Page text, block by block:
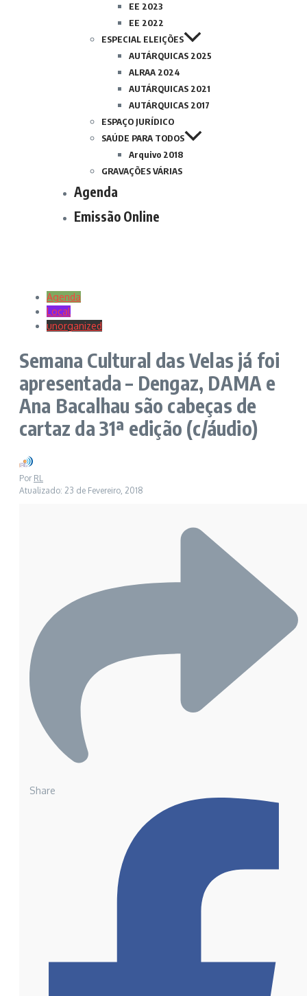
EE 2023
EE 2022
ESPECIAL ELEIÇÕES
AUTÁRQUICAS 2025
ALRAA 2024
AUTÁRQUICAS 2021
AUTÁRQUICAS 2017
ESPAÇO JURÍDICO
SAÚDE PARA TODOS
Arquivo 2018
GRAVAÇÕES VÁRIAS
Agenda
Emissão Online
Agenda
Local
unorganized
Semana Cultural das Velas já foi
apresentada – Dengaz, DAMA e
Ana Bacalhau são cabeças de
cartaz da 31ª edição (c/áudio)
Por RL
Atualizado: 23 de Fevereiro, 2018
Share